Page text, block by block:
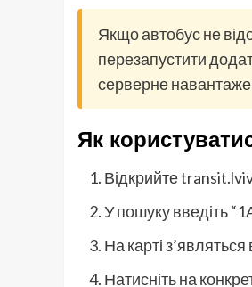
Якщо автобус не
перезапустити
серверне
Як
Відкрийте
У пошуку введіть
На карті
Натисніть на